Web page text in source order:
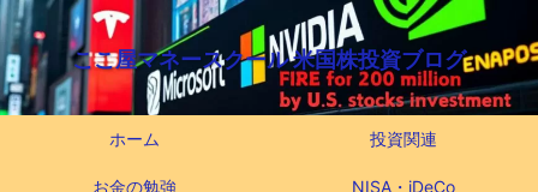
ここ屋マネースクール 米国株投資ブログ
ホーム 投資関連
お金の勉強 NISA・iDeCo